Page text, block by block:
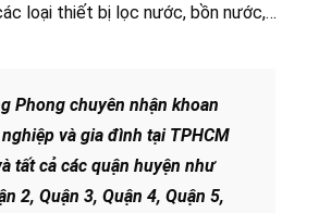
loại thiết bị lọc nước, bồn nước,…
Phong chuyên nhận khoan
và gia đình tại TPHCM
tất cả các quận huyện như
2, Quận 3, Quận 4, Quận 5,